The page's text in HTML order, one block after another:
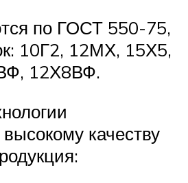
по ГОСТ 550-75,
10Г2, 12МХ, 15Х5,
12Х8ВФ.
высокому качеству